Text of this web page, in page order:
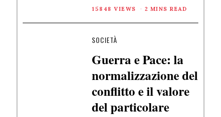
15848 VIEWS 2 MINS READ
SOCIETÀ
Guerra e Pace: la
normalizzazione del
conflitto e il valore
del particolare